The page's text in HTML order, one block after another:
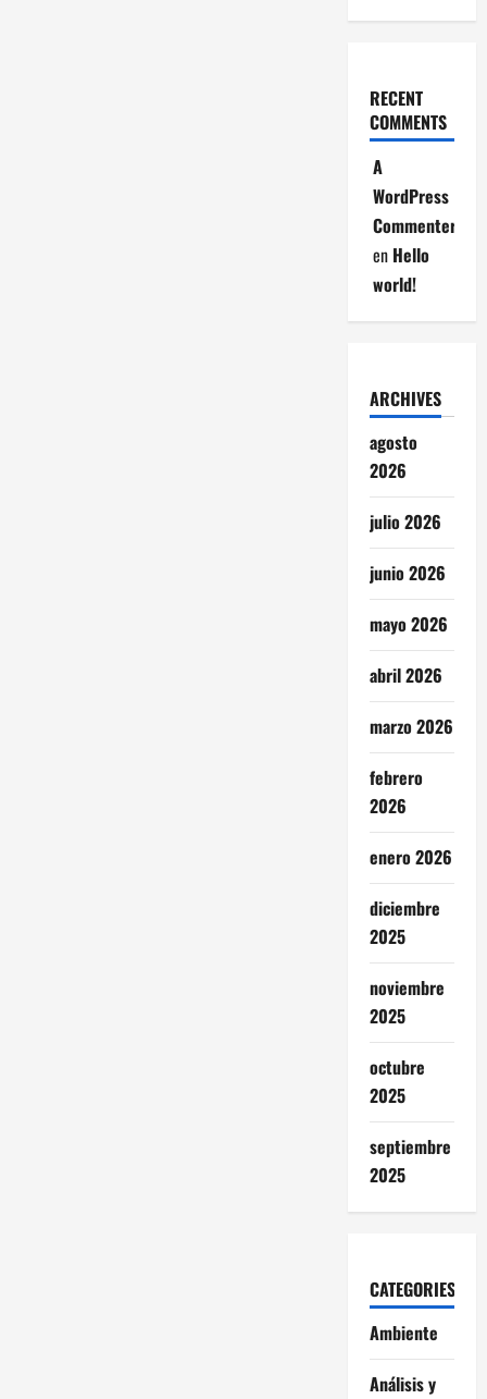
RECENT
COMMENTS
A
WordPress
Commenter
en Hello
world!
ARCHIVES
agosto
2026
julio 2026
junio 2026
mayo 2026
abril 2026
marzo 2026
febrero
2026
enero 2026
diciembre
2025
noviembre
2025
octubre
2025
septiembre
2025
CATEGORIES
Ambiente
Análisis y